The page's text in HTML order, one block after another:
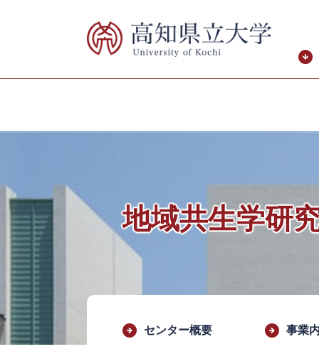
先
を
へ
地域共生学研
本
センター概要
事業